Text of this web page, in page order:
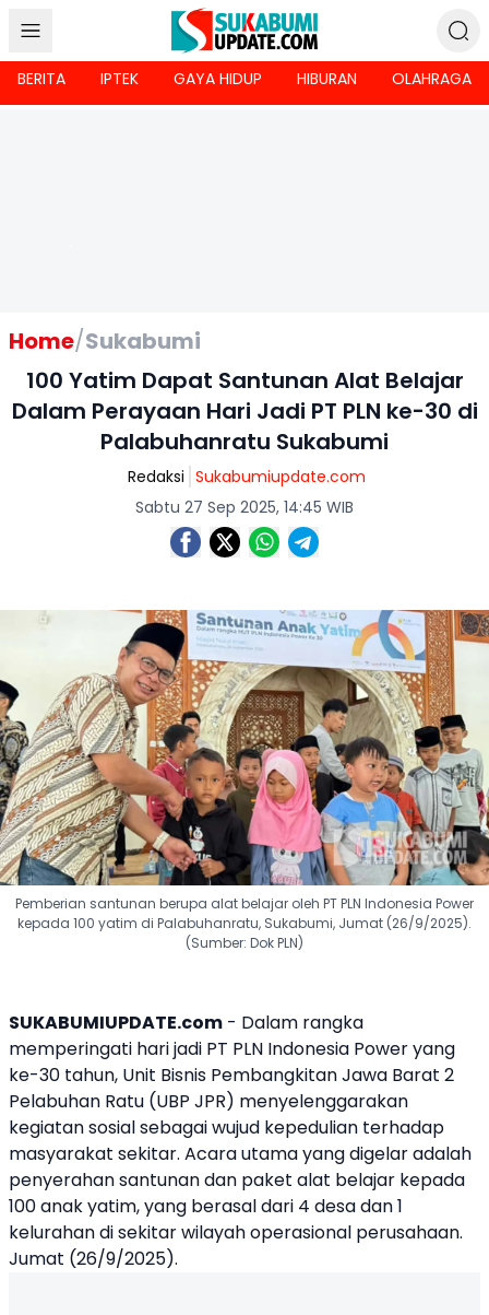
BERITA IPTEK GAYA HIDUP HIBURAN OLAHRAGA
Home/Sukabumi
100 Yatim Dapat Santunan Alat Belajar
Dalam Perayaan Hari Jadi PT PLN ke-30 di
Palabuhanratu Sukabumi
Redaksi Sukabumiupdate.com
Sabtu 27 Sep 2025, 14:45 WIB
Pemberian santunan berupa alat belajar oleh PT PLN Indonesia Power
kepada 100 yatim di Palabuhanratu, Sukabumi, Jumat (26/9/2025).
(Sumber: Dok PLN)
SUKABUMIUPDATE.com - Dalam rangka
memperingati hari jadi PT PLN Indonesia Power yang
ke-30 tahun, Unit Bisnis Pembangkitan Jawa Barat 2
Pelabuhan Ratu (UBP JPR) menyelenggarakan
kegiatan sosial sebagai wujud kepedulian terhadap
masyarakat sekitar. Acara utama yang digelar adalah
penyerahan santunan dan paket alat belajar kepada
100 anak yatim, yang berasal dari 4 desa dan 1
kelurahan di sekitar wilayah operasional perusahaan.
Jumat (26/9/2025).